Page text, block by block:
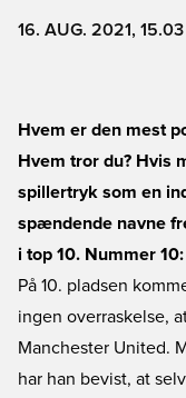
16. AUG. 2021, 15.03
Hvem er den mest
Hvem tror du? Hvis
spillertryk som en
spændende navne
i top 10. Nummer
På 10. pladsen
ingen overraskelse,
Manchester United.
har han bevist, at